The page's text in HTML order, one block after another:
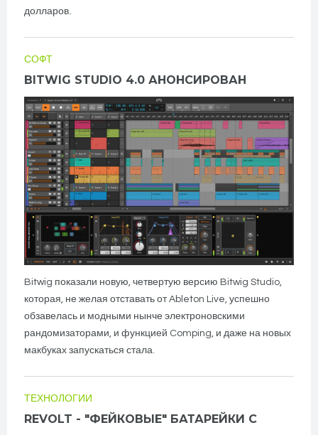
долларов.
СОФТ
BITWIG STUDIO 4.0 АНОНСИРОВАН
Bitwig показали новую, четвертую версию Bitwig Studio,
которая, не желая отставать от Ableton Live, успешно
обзавелась и модными нынче электроновскими
рандомизаторами, и функцией Comping, и даже на новых
макбуках запускаться стала.
ТЕХНОЛОГИИ
REVOLT - "ФЕЙКОВЫЕ" БАТАРЕЙКИ С